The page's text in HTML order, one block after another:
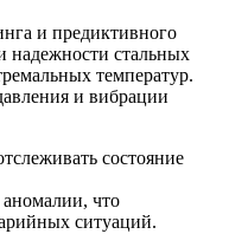
и предиктивного
надежности стальных
температур.
и вибрации
состояние
что
ситуаций.